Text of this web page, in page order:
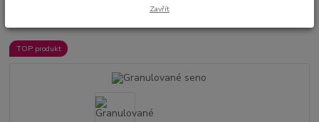
Granulované seno
TOP produkt
Zavřít